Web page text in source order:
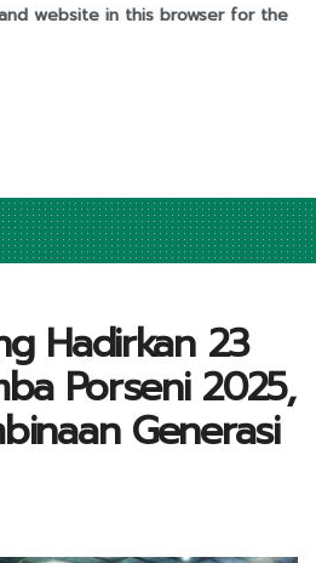
website in this browser for the
Hadirkan 23
Porseni 2025,
Generasi